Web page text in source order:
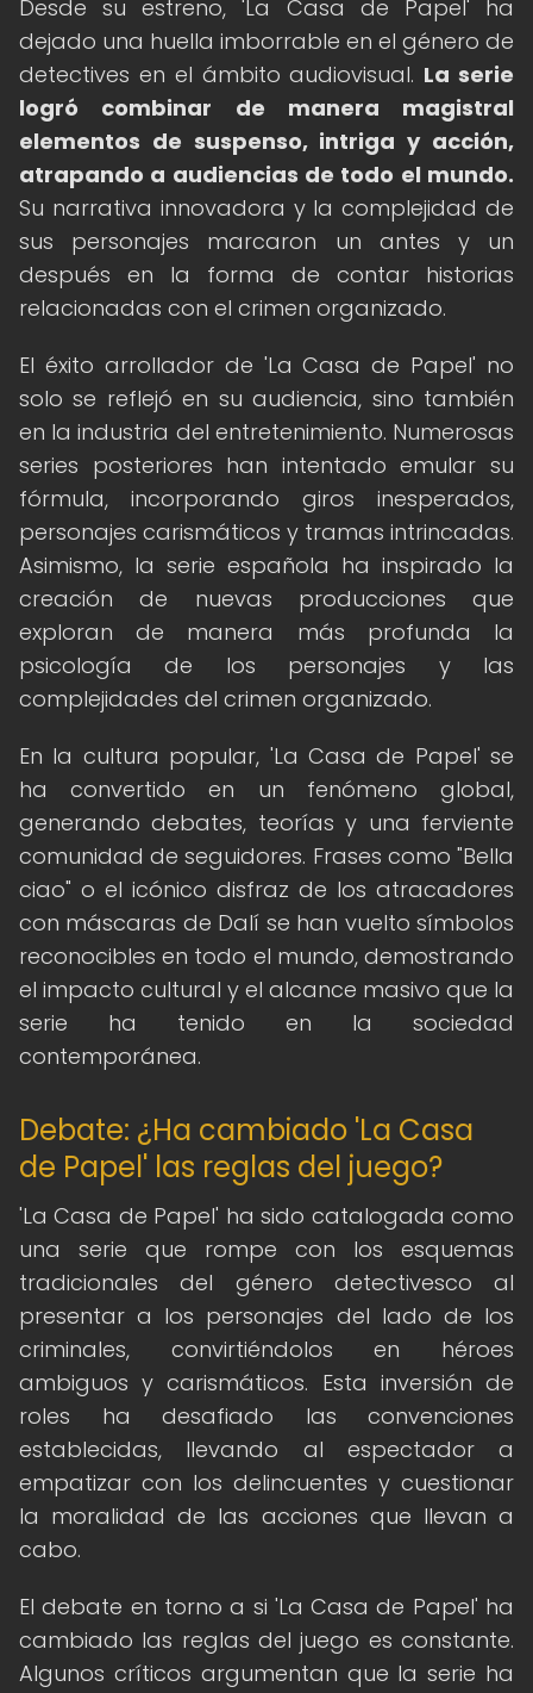
Desde su estreno, 'La Casa de Papel' ha
dejado una huella imborrable en el género de
detectives en el ámbito audiovisual. La serie
logró combinar de manera magistral
elementos de suspenso, intriga y acción,
atrapando a audiencias de todo el mundo.
Su narrativa innovadora y la complejidad de
sus personajes marcaron un antes y un
después en la forma de contar historias
relacionadas con el crimen organizado.
El éxito arrollador de 'La Casa de Papel' no
solo se reflejó en su audiencia, sino también
en la industria del entretenimiento. Numerosas
series posteriores han intentado emular su
fórmula, incorporando giros inesperados,
personajes carismáticos y tramas intrincadas.
Asimismo, la serie española ha inspirado la
creación de nuevas producciones que
exploran de manera más profunda la
psicología de los personajes y las
complejidades del crimen organizado.
En la cultura popular, 'La Casa de Papel' se
ha convertido en un fenómeno global,
generando debates, teorías y una ferviente
comunidad de seguidores. Frases como "Bella
ciao" o el icónico disfraz de los atracadores
con máscaras de Dalí se han vuelto símbolos
reconocibles en todo el mundo, demostrando
el impacto cultural y el alcance masivo que la
serie ha tenido en la sociedad
contemporánea.
Debate: ¿Ha cambiado 'La Casa
de Papel' las reglas del juego?
'La Casa de Papel' ha sido catalogada como
una serie que rompe con los esquemas
tradicionales del género detectivesco al
presentar a los personajes del lado de los
criminales, convirtiéndolos en héroes
ambiguos y carismáticos. Esta inversión de
roles ha desafiado las convenciones
establecidas, llevando al espectador a
empatizar con los delincuentes y cuestionar
la moralidad de las acciones que llevan a
cabo.
El debate en torno a si 'La Casa de Papel' ha
cambiado las reglas del juego es constante.
Algunos críticos argumentan que la serie ha